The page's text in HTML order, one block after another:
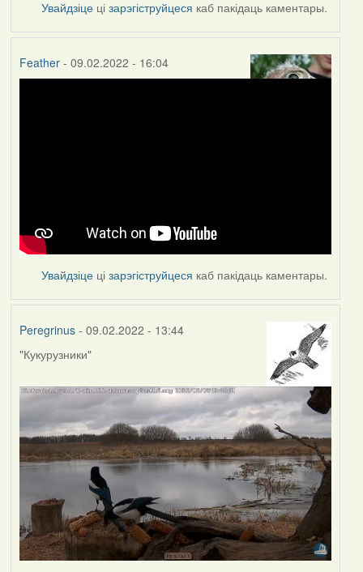
Увайдзіце цізарэгіструйцеся каб пакідаць каментары.
Feather- 09.02.2022 - 16:04
Увайдзіце цізарэгіструйцеся каб пакідаць каментары.
Peregrinus- 09.02.2022 - 13:44
"Кукурузники"